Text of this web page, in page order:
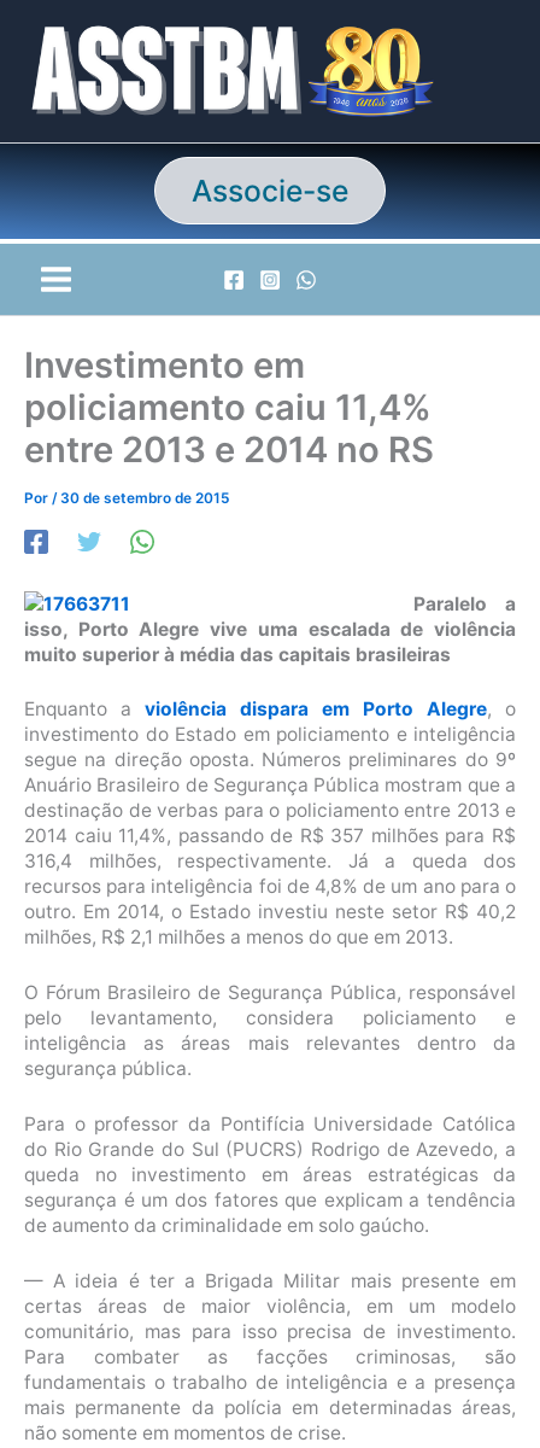
conteúdo
Associe-se
Investimento em
policiamento caiu 11,4%
entre 2013 e 2014 no RS
Por /30 de setembro de 2015
Paralelo a
isso, Porto Alegre vive uma escalada de violência
muito superior à média das capitais brasileiras
Enquanto a violência dispara em Porto Alegre, o
investimento do Estado em policiamento e inteligência
segue na direção oposta. Números preliminares do 9º
Anuário Brasileiro de Segurança Pública mostram que a
destinação de verbas para o policiamento entre 2013 e
2014 caiu 11,4%, passando de R$ 357 milhões para R$
316,4 milhões, respectivamente. Já a queda dos
recursos para inteligência foi de 4,8% de um ano para o
outro. Em 2014, o Estado investiu neste setor R$ 40,2
milhões, R$ 2,1 milhões a menos do que em 2013.
O Fórum Brasileiro de Segurança Pública, responsável
pelo levantamento, considera policiamento e
inteligência as áreas mais relevantes dentro da
segurança pública.
Para o professor da Pontifícia Universidade Católica
do Rio Grande do Sul (PUCRS) Rodrigo de Azevedo, a
queda no investimento em áreas estratégicas da
segurança é um dos fatores que explicam a tendência
de aumento da criminalidade em solo gaúcho.
— A ideia é ter a Brigada Militar mais presente em
certas áreas de maior violência, em um modelo
comunitário, mas para isso precisa de investimento.
Para combater as facções criminosas, são
fundamentais o trabalho de inteligência e a presença
mais permanente da polícia em determinadas áreas,
não somente em momentos de crise.